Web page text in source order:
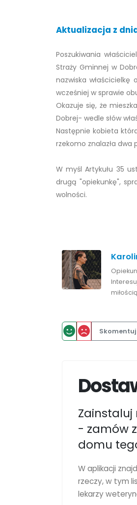
Aktualizacja z
Poszukiwania
Straży Gminnej w
nazwiska właścicielkę
wcześniej w sprawie
Okazuje się, że
Dobrej- wedle słów
Następnie kobieta
rzekomo znalazła dwa
W myśl Artykułu 35
drugą "opiekunkę",
wolności.
Skomentuj
- zamów
domu
W aplikacji
rzeczy, w tym
lekarzy